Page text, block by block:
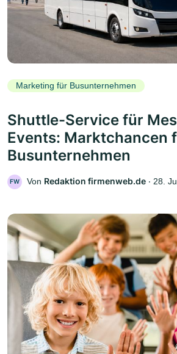
Marketing für Busunternehmen
Shuttle-Service für
Events: Marktchancen
Busunternehmen
FW Von Redaktion firmenweb.de ‧ 28.